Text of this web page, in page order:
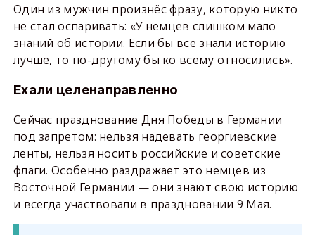
Один из мужчин произнёс фразу, которую никто
не стал оспаривать: «У немцев слишком мало
знаний об истории. Если бы все знали историю
лучше, то по-другому бы ко всему относились».
Ехали целенаправленно
Сейчас празднование Дня Победы в Германии
под запретом: нельзя надевать георгиевские
ленты, нельзя носить российские и советские
флаги. Особенно раздражает это немцев из
Восточной Германии — они знают свою историю
и всегда участвовали в праздновании 9 Мая.